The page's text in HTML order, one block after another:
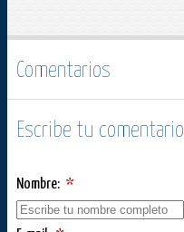
Comentarios
Escribe tu comentario
Nombre: *